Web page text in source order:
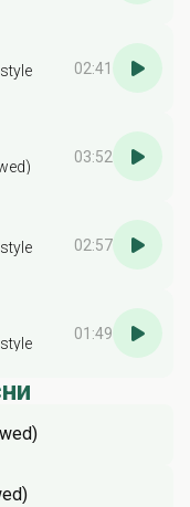
02:41
03:52
02:57
01:49